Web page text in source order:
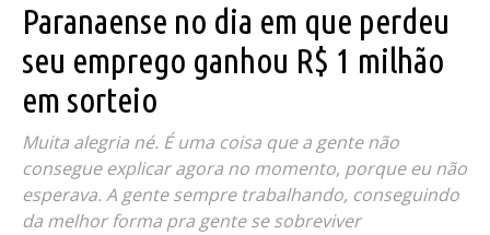
Paranaense no dia em que perdeu
seu emprego ganhou R$ 1 milhão
em sorteio
Muita alegria né. É uma coisa que a gente não
consegue explicar agora no momento, porque eu não
esperava. A gente sempre trabalhando, conseguindo
da melhor forma pra gente se sobreviver